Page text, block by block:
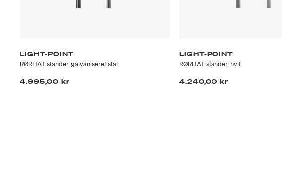
LIGHT-POINT
RØRHAT stander, galvaniseret stål
4.995,00 kr
LIGHT-POINT
RØRHAT stander, hvit
4.240,00 kr